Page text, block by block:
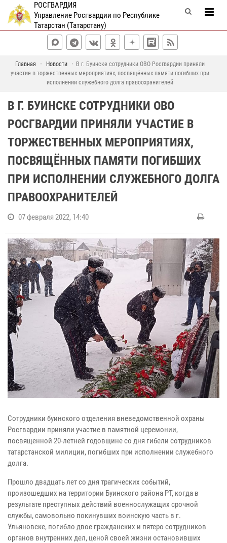
РОСГВАРДИЯ
Управление Росгвардии по Республике
Татарстан (Татарстану)
Главная Новости
В г. Буинске сотрудники ОВО Росгвардии приняли
участие в торжественных мероприятиях, посвящённых памяти погибших при
исполнении служебного долга правоохранителей
В Г. БУИНСКЕ СОТРУДНИКИ ОВО
РОСГВАРДИИ ПРИНЯЛИ УЧАСТИЕ В
ТОРЖЕСТВЕННЫХ МЕРОПРИЯТИЯХ,
ПОСВЯЩЁННЫХ ПАМЯТИ ПОГИБШИХ
ПРИ ИСПОЛНЕНИИ СЛУЖЕБНОГО ДОЛГА
ПРАВООХРАНИТЕЛЕЙ
07 февраля 2022, 14:40
Сотрудники буинского отделения вневедомственной охраны
Росгвардии приняли участие в памятной церемонии,
посвященной 20-летней годовщине со дня гибели сотрудников
татарстанской милиции, погибших при исполнении служебного
долга.
Прошло двадцать лет со дня трагических событий,
произошедших на территории Буинского района РТ, когда в
результате преступных действий военнослужащих срочной
службы, самовольно покинувших воинскую часть в г.
Ульяновске, погибло двое гражданских и пятеро сотрудников
органов внутренних дел, ценой своей жизни остановивших